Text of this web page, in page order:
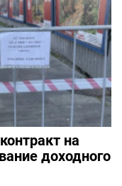
на
доходного